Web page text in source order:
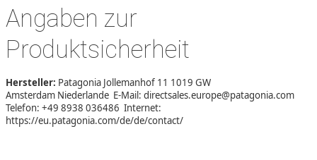
Angaben zur
Produktsicherheit
Hersteller: Patagonia Jollemanhof 11 1019 GW
Amsterdam Niederlande E-Mail: directsales.europe@patagonia.com
Telefon: +49 8938 036486 Internet:
https://eu.patagonia.com/de/de/contact/